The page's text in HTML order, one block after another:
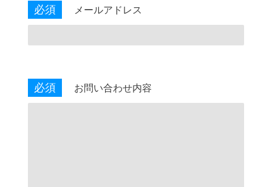
必須 メールアドレス
必須 お問い合わせ内容